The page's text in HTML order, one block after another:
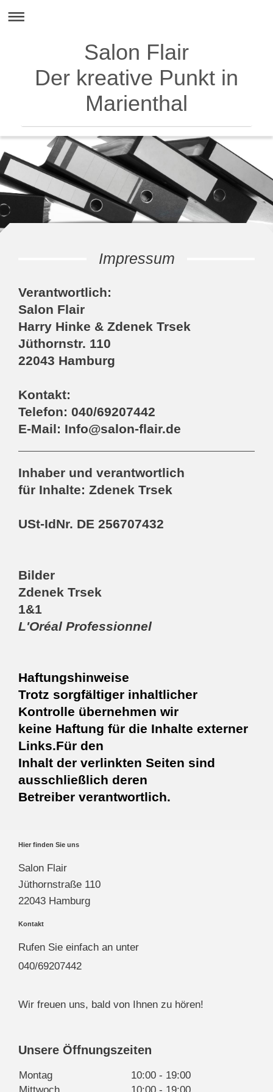
Salon Flair
Der kreative Punkt in
Marienthal
Impressum
Verantwortlich:
Salon Flair
Harry Hinke & Zdenek Trsek
Jüthornstr. 110
22043 Hamburg
Kontakt:
Telefon: 040/69207442
E-Mail: Info@salon-flair.de
Inhaber und verantwortlich
für Inhalte: Zdenek Trsek
USt-IdNr. DE 256707432
Bilder
Zdenek Trsek
1&1
L'Oréal Professionnel
Haftungshinweise
Trotz sorgfältiger inhaltlicher
Kontrolle übernehmen wir
keine Haftung für die Inhalte externer
Links.Für den
Inhalt der verlinkten Seiten sind
ausschließlich deren
Betreiber verantwortlich.
Hier finden Sie uns
Salon Flair
Jüthornstraße 110
22043 Hamburg
Kontakt
Rufen Sie einfach an unter
040/69207442
Wir freuen uns, bald von Ihnen zu hören!
Unsere Öffnungszeiten
Montag 10:00 - 19:00
Mittwoch
10:00 - 19:00